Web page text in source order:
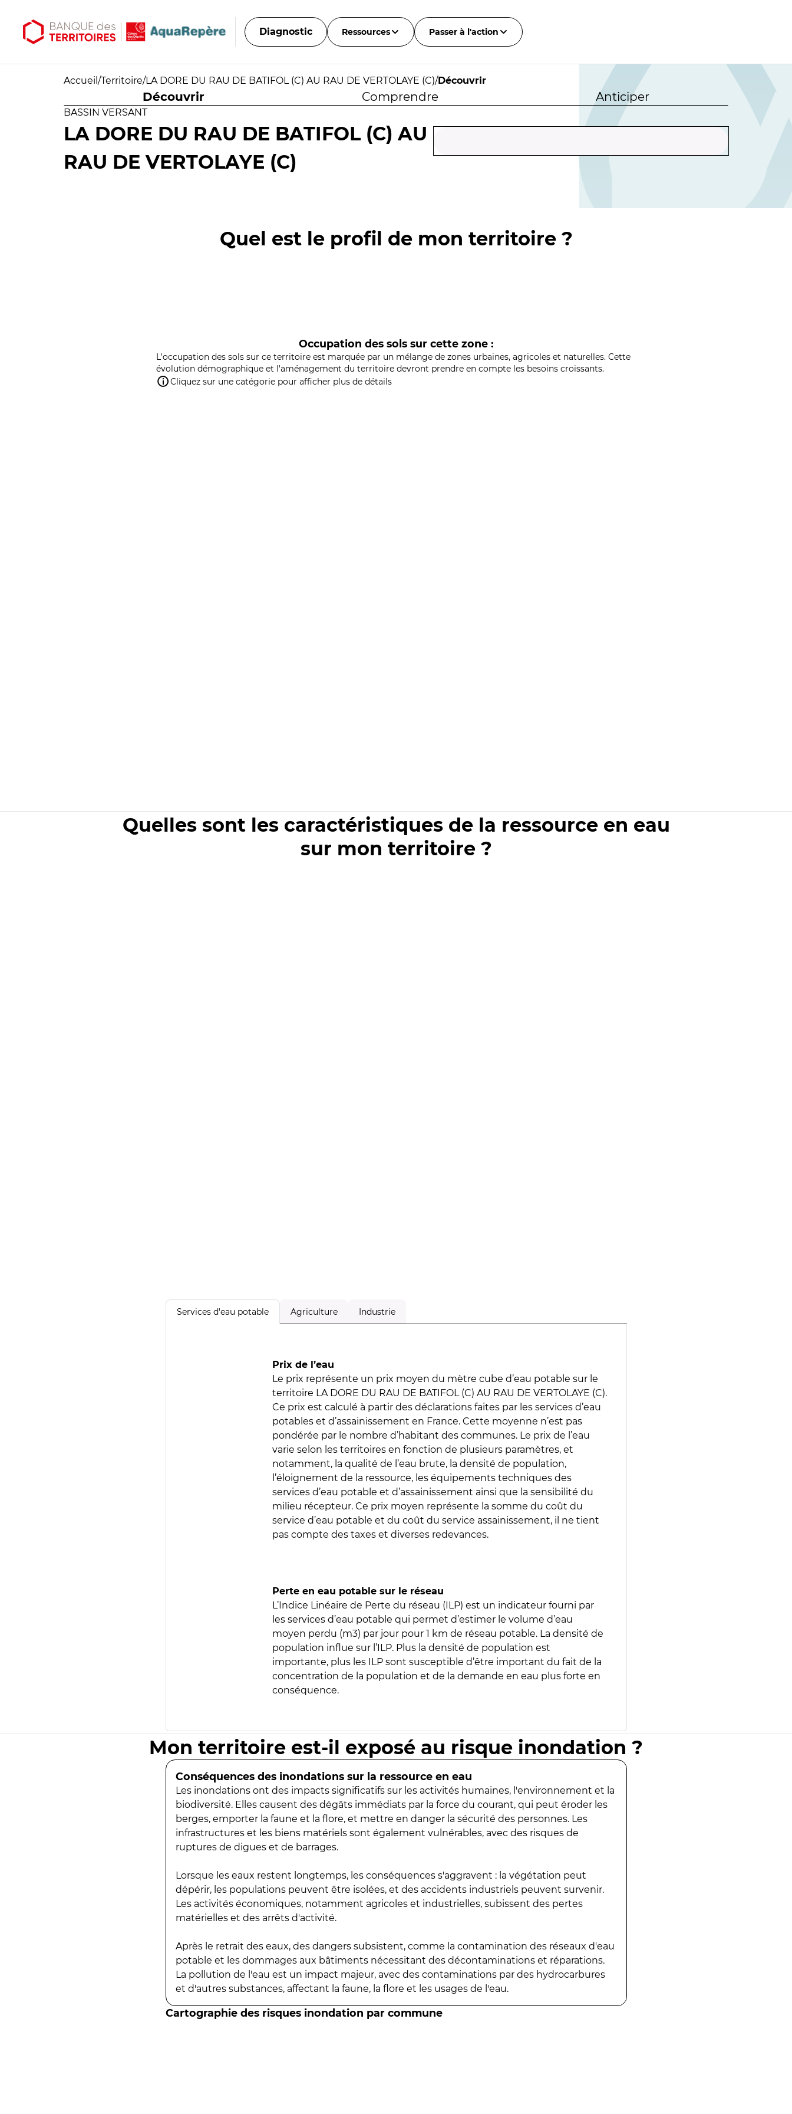
Diagnostic Ressources Passer à l'action
Accueil /Territoire/LA DORE DU RAU DE BATIFOL (C) AU RAU DE VERTOLAYE (C)/Découvrir
Découvrir Comprendre Anticiper
BASSIN VERSANT
LA DORE DU RAU DE BATIFOL (C) AU
RAU DE VERTOLAYE (C)
Quel est le profil de mon territoire ?
Occupation des sols sur cette zone :
L'occupation des sols sur ce territoire est marquée par un mélange de zones urbaines, agricoles et naturelles. Cette
évolution démographique et l'aménagement du territoire devront prendre en compte les besoins croissants.
Cliquez sur une catégorie pour afficher plus de détails
Quelles sont les caractéristiques de la ressource en eau
sur mon territoire ?
Services d'eau potable Agriculture Industrie
Prix de l’eau
Le prix représente un prix moyen du mètre cube d’eau potable sur le
territoire LA DORE DU RAU DE BATIFOL (C) AU RAU DE VERTOLAYE (C).
Ce prix est calculé à partir des déclarations faites par les services d’eau
potables et d’assainissement en France. Cette moyenne n’est pas
pondérée par le nombre d’habitant des communes. Le prix de l’eau
varie selon les territoires en fonction de plusieurs paramètres, et
notamment, la qualité de l’eau brute, la densité de population,
l’éloignement de la ressource, les équipements techniques des
services d’eau potable et d’assainissement ainsi que la sensibilité du
milieu récepteur. Ce prix moyen représente la somme du coût du
service d’eau potable et du coût du service assainissement, il ne tient
pas compte des taxes et diverses redevances.
Perte en eau potable sur le réseau
L’Indice Linéaire de Perte du réseau (ILP) est un indicateur fourni par
les services d’eau potable qui permet d’estimer le volume d’eau
moyen perdu (m3) par jour pour 1 km de réseau potable. La densité de
population influe sur l’ILP. Plus la densité de population est
importante, plus les ILP sont susceptible d’être important du fait de la
concentration de la population et de la demande en eau plus forte en
conséquence.
Mon territoire est-il exposé au risque inondation ?
Conséquences des inondations sur la ressource en eau
Les inondations ont des impacts significatifs sur les activités humaines, l'environnement et la
biodiversité. Elles causent des dégâts immédiats par la force du courant, qui peut éroder les
berges, emporter la faune et la flore, et mettre en danger la sécurité des personnes. Les
infrastructures et les biens matériels sont également vulnérables, avec des risques de
ruptures de digues et de barrages.
Lorsque les eaux restent longtemps, les conséquences s'aggravent : la végétation peut
dépérir, les populations peuvent être isolées, et des accidents industriels peuvent survenir.
Les activités économiques, notamment agricoles et industrielles, subissent des pertes
matérielles et des arrêts d'activité.
Après le retrait des eaux, des dangers subsistent, comme la contamination des réseaux d'eau
potable et les dommages aux bâtiments nécessitant des décontaminations et réparations.
La pollution de l'eau est un impact majeur, avec des contaminations par des hydrocarbures
et d'autres substances, affectant la faune, la flore et les usages de l'eau.
Cartographie des risques inondation par commune